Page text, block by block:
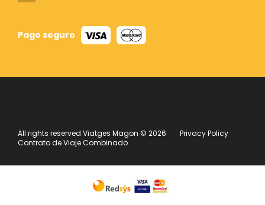
Pago seguro
All rights reserved Viatges Magon © 2026
Privacy Policy
Contrato de Viaje Combinado